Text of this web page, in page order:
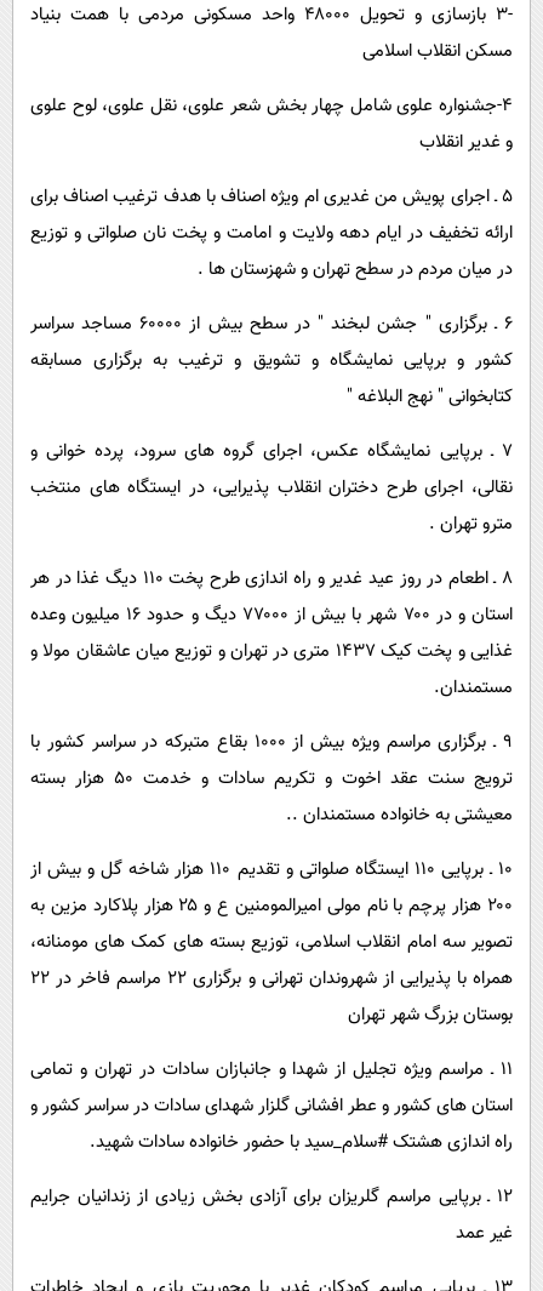
-۳ بازسازی و تحویل ۴۸۰۰۰ واحد مسکونی مردمی با همت بنیاد
مسکن انقلاب اسلامی
۴-جشنواره علوی شامل چهار بخش شعر علوی، نقل علوی، لوح علوی
و غدیر انقلاب
۵ ـ اجرای پویش من غدیری ام ویژه اصناف با هدف ترغیب اصناف برای
ارائه تخفیف در ایام دهه ولایت و امامت و پخت نان صلواتی و توزیع
در میان مردم در سطح تهران و شهزستان ها .
۶ ـ برگزاری " جشن لبخند " در سطح بیش از ۶۰۰۰۰ مساجد سراسر
کشور و برپایی نمایشگاه و تشویق و ترغیب به برگزاری مسابقه
کتابخوانی " نهج البلاغه "
۷ ـ برپایی نمایشگاه عکس، اجرای گروه های سرود، پرده خوانی و
نقالی، اجرای طرح دختران انقلاب پذیرایی، در ایستگاه های منتخب
مترو تهران .
۸ ـ اطعام در روز عید غدیر و راه اندازی طرح پخت ۱۱۰ دیگ غذا در هر
استان و در ۷۰۰ شهر با بیش از ۷۷۰۰۰ دیگ و حدود ۱۶ میلیون وعده
غذایی و پخت کیک ۱۴۳۷ متری در تهران و توزیع میان عاشقان مولا و
مستمندان.
۹ ـ برگزاری مراسم ویژه بیش از ۱۰۰۰ بقاع متبرکه در سراسر کشور با
ترویج سنت عقد اخوت و تکریم سادات و خدمت ۵۰ هزار بسته
معیشتی به خانواده مستمندان ..
۱۰ ـ برپایی ۱۱۰ ایستگاه صلواتی و تقدیم ۱۱۰ هزار شاخه گل و بیش از
۲۰۰ هزار پرچم با نام مولی امیرالمومنین ع و ۲۵ هزار پلاکارد مزین به
تصویر سه امام انقلاب اسلامی، توزیع بسته های کمک های مومنانه،
همراه با پذیرایی از شهروندان تهرانی و برگزاری ۲۲ مراسم فاخر در ۲۲
بوستان بزرگ شهر تهران
۱۱ ـ مراسم ویژه تجلیل از شهدا و جانبازان سادات در تهران و تمامی
استان های کشور و عطر افشانی گلزار شهدای سادات در سراسر کشور و
راه اندازی هشتک #سلام_سید با حضور خانواده سادات شهید.
۱۲ ـ برپایی مراسم گلریزان برای آزادی بخش زیادی از زندانیان جرایم
غیر عمد